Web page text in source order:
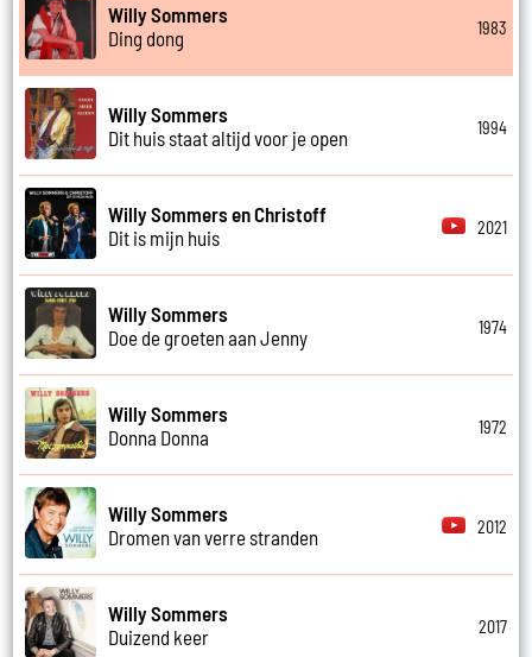
Willy Sommers
Ding dong
1983
Willy Sommers
Dit huis staat altijd voor je open
1994
Willy Sommers en Christoff
Dit is mijn huis
2021
Willy Sommers
Doe de groeten aan Jenny
1974
Willy Sommers
Donna Donna
1972
Willy Sommers
Dromen van verre stranden
2012
Willy Sommers
Duizend keer
2017